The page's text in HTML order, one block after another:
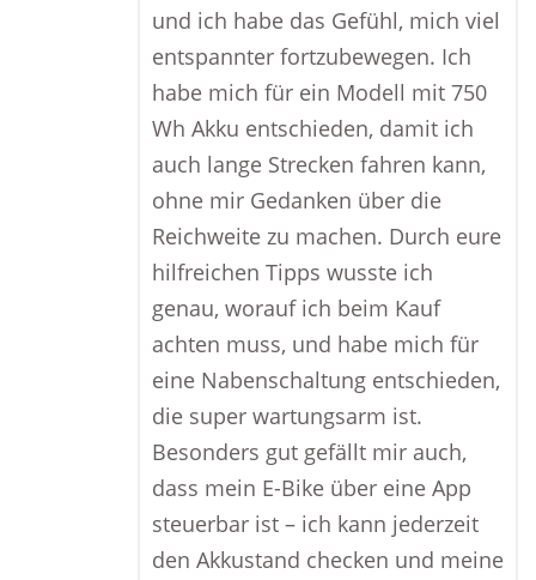
und ich habe das Gefühl, mich viel
entspannter fortzubewegen. Ich
habe mich für ein Modell mit 750
Wh Akku entschieden, damit ich
auch lange Strecken fahren kann,
ohne mir Gedanken über die
Reichweite zu machen. Durch eure
hilfreichen Tipps wusste ich
genau, worauf ich beim Kauf
achten muss, und habe mich für
eine Nabenschaltung entschieden,
die super wartungsarm ist.
Besonders gut gefällt mir auch,
dass mein E-Bike über eine App
steuerbar ist – ich kann jederzeit
den Akkustand checken und meine